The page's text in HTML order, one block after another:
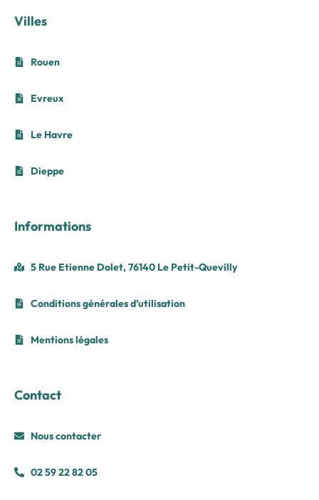
Villes
Rouen
Evreux
Le Havre
Dieppe
Informations
5 Rue Etienne Dolet, 76140 Le Petit-Quevilly
Conditions générales d’utilisation
Mentions légales
Contact
Nous contacter
02 59 22 82 05